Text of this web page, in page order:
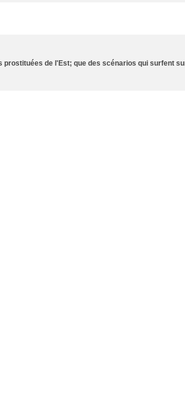
prostituées de l'Est; que des scénarios qui surfent